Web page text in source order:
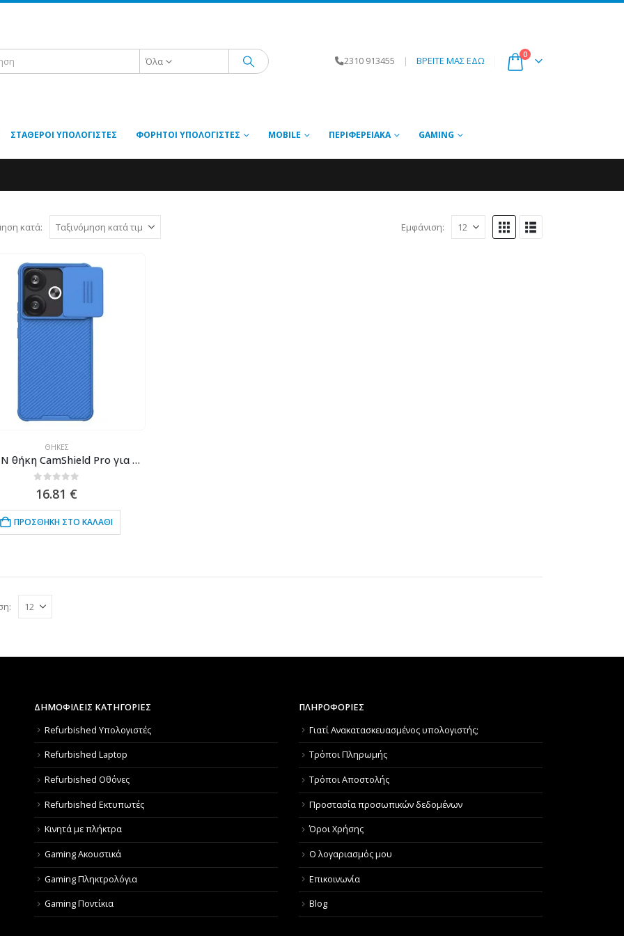
Όλα 2310 913455 | ΒΡΕΙΤΕ ΜΑΣ ΕΔΩ
0
ΣΤΑΘΕΡΟΊ ΥΠΟΛΟΓΙΣΤΈΣ ΦΟΡΗΤΟΊ ΥΠΟΛΟΓΙΣΤΈΣ MOBILE ΠΕΡΙΦΕΡΕΙΑΚΆ GAMING
κατά: Εμφάνιση:
ΘΉΚΕΣ
NILLKIN θήκη CamShield Pro για Xiaomi Redmi Turbo 3/Poco F6, μπλε
16.81 €
ΠΡΟΣΘΉΚΗ ΣΤΟ ΚΑΛΆΘΙ
ΔΗΜΟΦΙΛΕΙΣ ΚΑΤΗΓΟΡΙΕΣ
Refurbished Υπολογιστές
Refurbished Laptop
Refurbished Οθόνες
Refurbished Εκτυπωτές
Κινητά με πλήκτρα
Gaming Ακουστικά
Gaming Πληκτρολόγια
Gaming Ποντίκια
ΠΛΗΡΟΦΟΡΙΕΣ
Γιατί Aνακατασκευασμένος υπολογιστής;
Τρόποι Πληρωμής
Τρόποι Αποστολής
Προστασία προσωπικών δεδομένων
Όροι Χρήσης
Ο λογαριασμός μου
Επικοινωνία
Blog